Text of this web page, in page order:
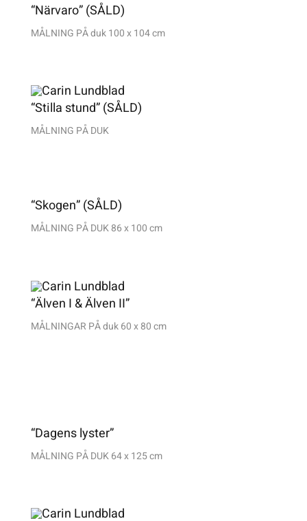
“Närvaro” (SÅLD)
MÅLNING PÅ duk 100 x 104 cm
“Stilla stund” (SÅLD)
MÅLNING PÅ DUK
“Skogen” (SÅLD)
MÅLNING PÅ DUK 86 x 100 cm
“Älven I & Älven II”
MÅLNINGAR PÅ duk 60 x 80 cm
“Dagens lyster”
MÅLNING PÅ DUK 64 x 125 cm